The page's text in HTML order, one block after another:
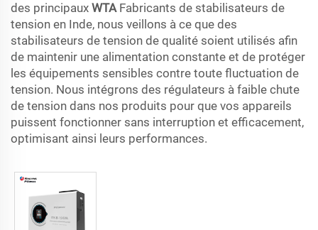
des principaux WTA Fabricants de stabilisateurs de
tension en Inde, nous veillons à ce que des
stabilisateurs de tension de qualité soient utilisés afin
de maintenir une alimentation constante et de protéger
les équipements sensibles contre toute fluctuation de
tension. Nous intégrons des régulateurs à faible chute
de tension dans nos produits pour que vos appareils
puissent fonctionner sans interruption et efficacement,
optimisant ainsi leurs performances.